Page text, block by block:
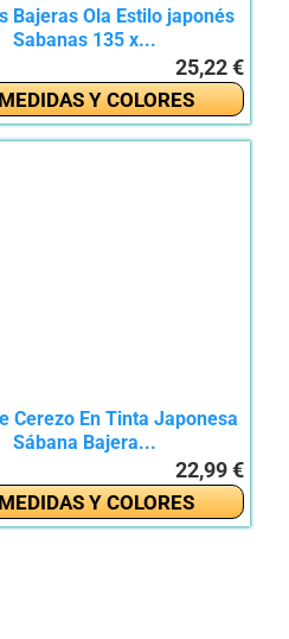
Bajeras Ola Estilo japonés
Sabanas 135 x...
25,22 €
Y COLORES
Cerezo En Tinta Japonesa
Sábana Bajera...
22,99 €
Y COLORES